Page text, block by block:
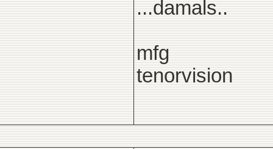
...damals..
mfg
tenorvision